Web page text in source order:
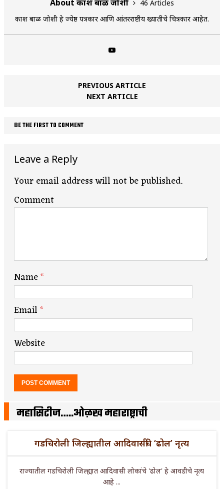
About प्रकाश बाळ जोशी
46 Articles
प्रकाश बाळ जोशी हे ज्येष्ठ पत्रकार आणि आंतरराष्टीय ख्यातीचे चित्रकार आहेत.
PREVIOUS ARTICLE
NEXT ARTICLE
BE THE FIRST TO COMMENT
Leave a Reply
Your email address will not be published.
Comment
Name*
Email*
Website
महासिटीज…..ओळख महाराष्ट्राची
गडचिरोली जिल्ह्यातील आदिवासींचे ‘ढोल’ नृत्य
राज्यातील गडचिरोली जिल्ह्यात आदिवासी लोकांचे 'ढोल' हे आवडीचे नृत्य
आहे ...